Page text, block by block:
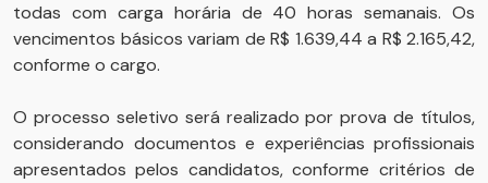
todas com carga horária de 40 horas semanais. Os
vencimentos básicos variam de R$ 1.639,44 a R$ 2.165,42,
conforme o cargo.
O processo seletivo será realizado por prova de títulos,
considerando documentos e experiências profissionais
apresentados pelos candidatos, conforme critérios de